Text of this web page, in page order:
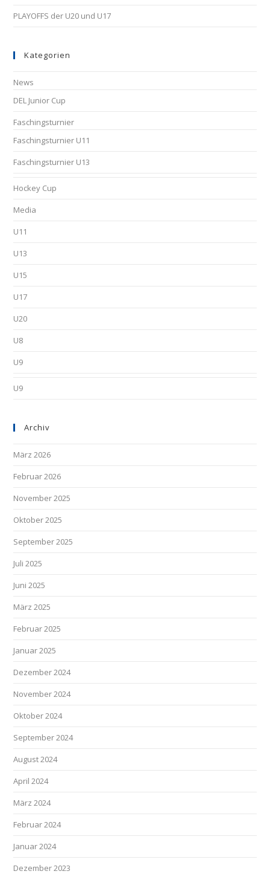
PLAYOFFS der U20 und U17
Kategorien
News
DEL Junior Cup
Faschingsturnier
Faschingsturnier U11
Faschingsturnier U13
Hockey Cup
Media
U11
U13
U15
U17
U20
U8
U9
U9
Archiv
März 2026
Februar 2026
November 2025
Oktober 2025
September 2025
Juli 2025
Juni 2025
März 2025
Februar 2025
Januar 2025
Dezember 2024
November 2024
Oktober 2024
September 2024
August 2024
April 2024
März 2024
Februar 2024
Januar 2024
Dezember 2023